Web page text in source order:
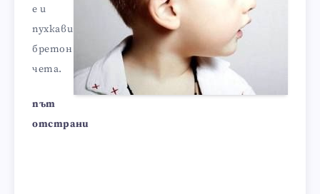
е и
пухкави
бретон
чета.
път
отстрани